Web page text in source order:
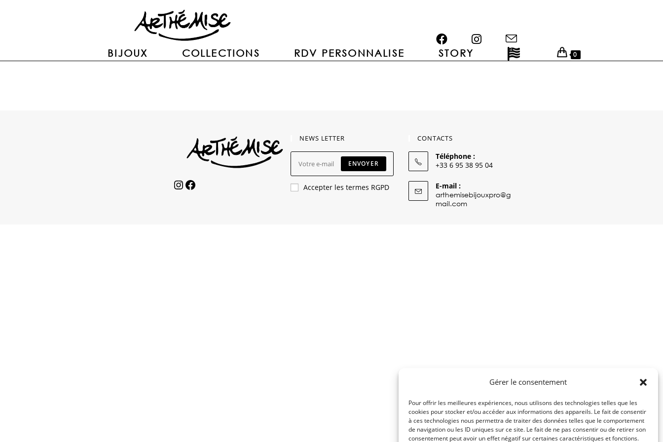
Gérer le consentement
Pour offrir les meilleures expériences, nous utilisons des technologies telles que les
cookies pour stocker et/ou accéder aux informations des appareils. Le fait de consentir
à ces technologies nous permettra de traiter des données telles que le comportement
de navigation ou les ID uniques sur ce site. Le fait de ne pas consentir ou de retirer son
consentement peut avoir un effet négatif sur certaines caractéristiques et fonctions.
BIJOUX COLLECTIONS RDV PERSONNALISE STORY 0
NEWS LETTER
ENVOYER
Accepter les termes RGPD
CONTACTS
Téléphone :
+33 6 95 38 95 04
E-mail :
arthemisebijouxpro@g
mail.com